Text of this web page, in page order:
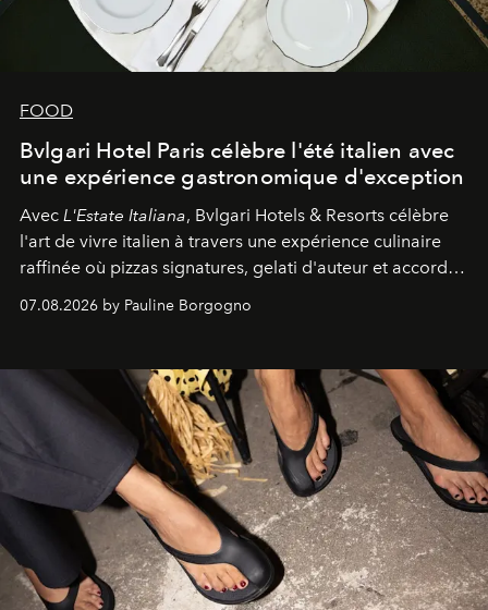
FOOD
Bvlgari Hotel Paris célèbre l'été italien avec
une expérience gastronomique d'exception
Avec L'Estate Italiana, Bvlgari Hotels & Resorts célèbre
l'art de vivre italien à travers une expérience culinaire
raffinée où pizzas signatures, gelati d'auteur et accords
d'exception composent un véritable voyage sensoriel.
07.08.2026 by Pauline Borgogno